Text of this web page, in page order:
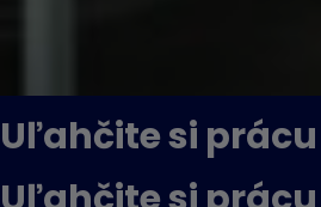
Uľahčite si prácu